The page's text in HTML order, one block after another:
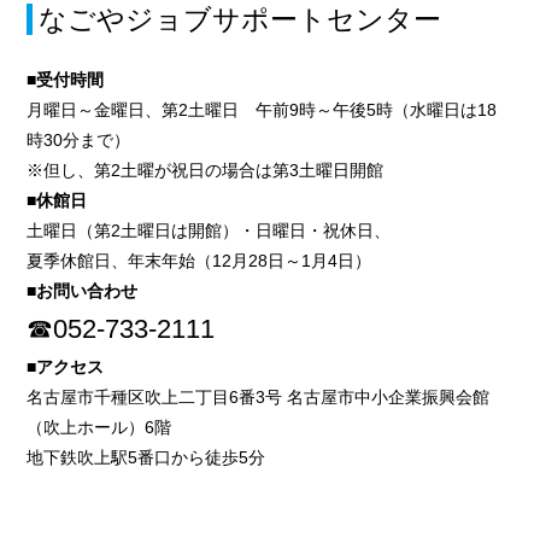
なごやジョブサポートセンター
■受付時間
月曜日～金曜日、第2土曜日 午前9時～午後5時（水曜日は18
時30分まで）
※但し、第2土曜が祝日の場合は第3土曜日開館
■休館日
土曜日（第2土曜日は開館）・日曜日・祝休日、
夏季休館日、年末年始（12月28日～1月4日）
■お問い合わせ
☎052-733-2111
■アクセス
名古屋市千種区吹上二丁目6番3号 名古屋市中小企業振興会館
（吹上ホール）6階
地下鉄吹上駅5番口から徒歩5分